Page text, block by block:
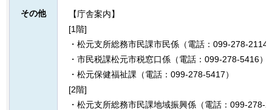
その他
【庁舎案内】
[1階]
・松元支所総務市民課市民係（電話：099-278-2114
・市民税課松元市税窓口係（電話：099-278-5416）
・松元保健福祉課（電話：099-278-5417）
[2階]
・松元支所総務市民課地域振興係（電話：099-278-